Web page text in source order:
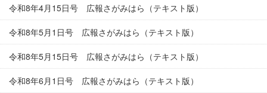
令和8年4月15日号 広報さがみはら（テキスト版）
令和8年5月1日号 広報さがみはら（テキスト版）
令和8年5月15日号 広報さがみはら（テキスト版）
令和8年6月1日号 広報さがみはら（テキスト版）